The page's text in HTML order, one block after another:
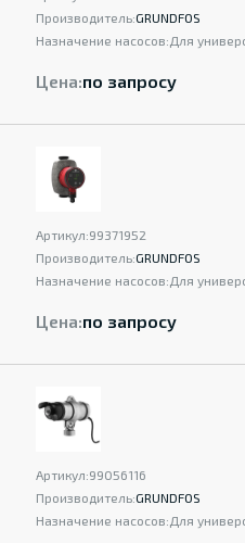
Производитель:GRUNDFOS
Назначение насосов: Для
Цена:по запросу
Артикул:99371952
Производитель:GRUNDFOS
Назначение насосов: Для
Цена:по запросу
Артикул:99056116
Производитель:GRUNDFOS
Назначение насосов: Для